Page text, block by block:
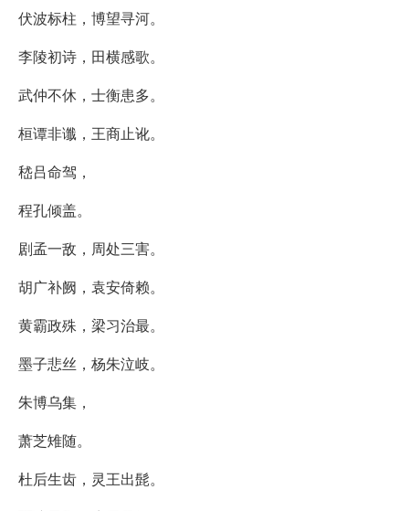
伏波标柱，博望寻河。
李陵初诗，田横感歌。
武仲不休，士衡患多。
桓谭非谶，王商止讹。
嵇吕命驾，
程孔倾盖。
剧孟一敌，周处三害。
胡广补阙，袁安倚赖。
黄霸政殊，梁习治最。
墨子悲丝，杨朱泣岐。
朱博乌集，
萧芝雉随。
杜后生齿，灵王出髭。